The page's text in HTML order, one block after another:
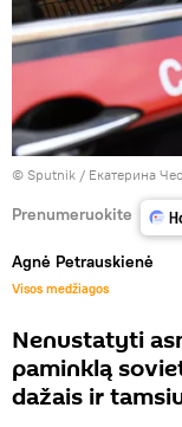
© Sputnik / Екатерина
Prenumeruokite
Agnė Petrauskienė
Visos medžiagos
Nenustatyti
paminklą
dažais ir